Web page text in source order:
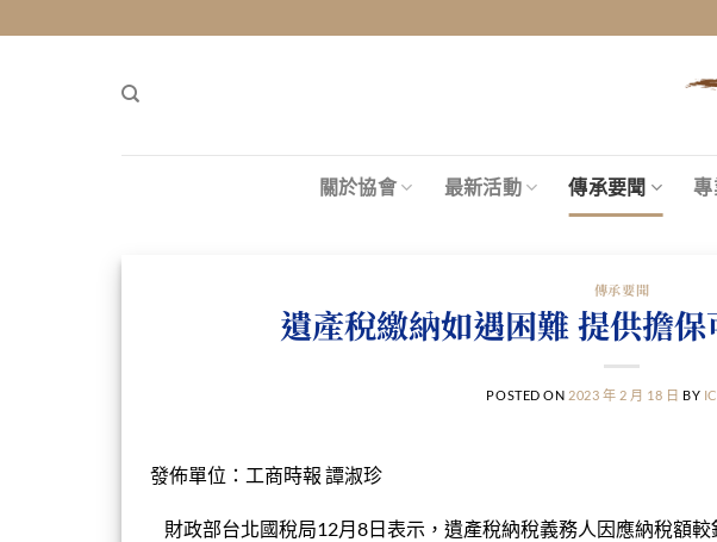
to
關於協會 最新活動 傳承要聞 專
傳承要聞
遺產稅繳納如遇困難 提供擔
POSTED ON 2023 年 2 月 18 日 BY
發佈單位：工商時報 譚淑珍
財政部台北國稅局12月8日表示，遺產稅納稅義務人因應納稅額